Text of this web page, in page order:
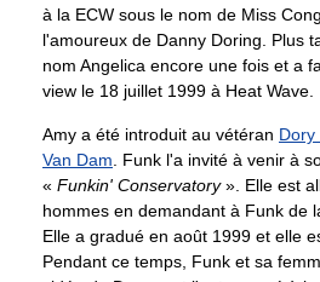
à la ECW sous le nom de Miss
l'amoureux de Danny Doring. Plus
nom Angelica encore une fois et a
view le 18 juillet 1999 à Heat Wave.
Amy a été introduit au vétéran Dory
Van Dam . Funk l'a invité à venir à
« Funkin' Conservatory». Elle est
hommes en demandant à Funk de
Elle a gradué en août 1999 et elle
Pendant ce temps, Funk et sa